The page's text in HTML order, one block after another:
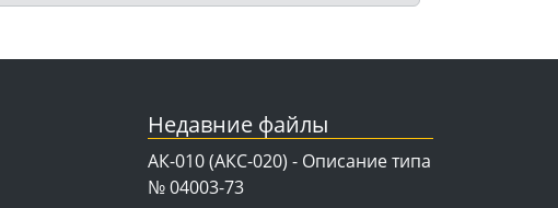
Недавние файлы
АК-010 (АКС-020) - Описание типа
№ 04003-73